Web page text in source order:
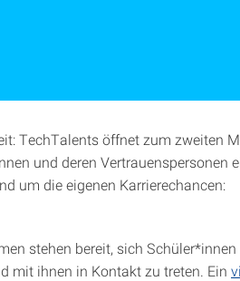
TechTalents öffnet zum zweiten
und deren Vertrauenspersonen
um die eigenen Karrierechancen:
stehen bereit, sich Schüler*innen
mit ihnen in Kontakt zu treten. Ein